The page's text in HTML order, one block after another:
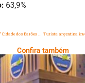
63,9%
Serra: Vassouras – a ” Cidade dos Barões do Café”
Confira também